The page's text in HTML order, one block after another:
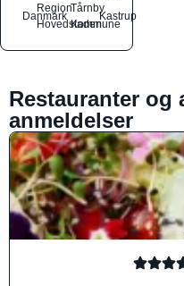
Danmark
Region
Hovedstaden
Tårnby
Kommune
Kastrup
Restauranter og
anmeldelser